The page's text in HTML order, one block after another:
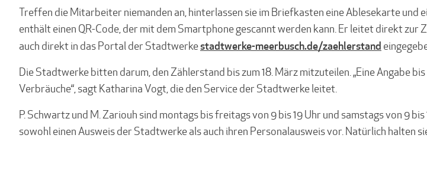
Treffen die Mitarbeiter niemanden an, hinterlassen sie im Briefkasten eine Ablesekarte und
enthält einen QR-Code, der mit dem Smartphone gescannt werden kann. Er leitet direkt
auch direkt in das Portal der Stadtwerkestadtwerke-meerbusch.de/zaehlerstand
Die Stadtwerke bitten darum, den Zählerstand bis zum 18. März mitzuteilen. „Eine Angabe
Verbräuche“, sagt Katharina Vogt, die den Service der Stadtwerke leitet.
P. Schwartz und M. Zariouh sind montags bis freitags von 9 bis 19 Uhr und samstags von 9
sowohl einen Ausweis der Stadtwerke als auch ihren Personalausweis vor. Natürlich halten